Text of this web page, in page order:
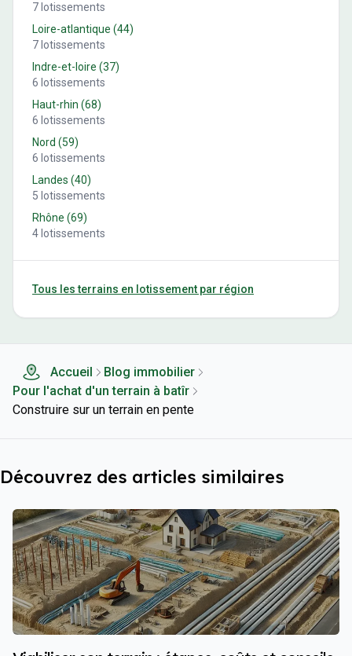
7 lotissements
Loire-atlantique (44)
7 lotissements
Indre-et-loire (37)
6 lotissements
Haut-rhin (68)
6 lotissements
Nord (59)
6 lotissements
Landes (40)
5 lotissements
Rhône (69)
4 lotissements
Tous les terrains en lotissement par région
Accueil
Blog immobilier
Pour l'achat d'un terrain à batîr
Construire sur un terrain en pente
Découvrez des articles similaires